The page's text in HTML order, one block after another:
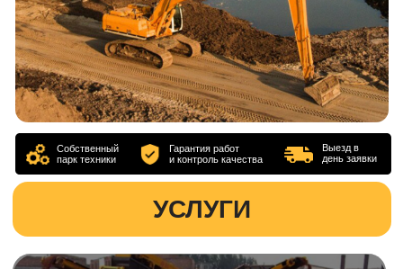
ПЕРЕРАБОТКА ВТОРСЫРЬЯ
УСЛУГИ
Собственный
парк техники
Гарантия работ
и контроль качества
Выезд в
день заявки